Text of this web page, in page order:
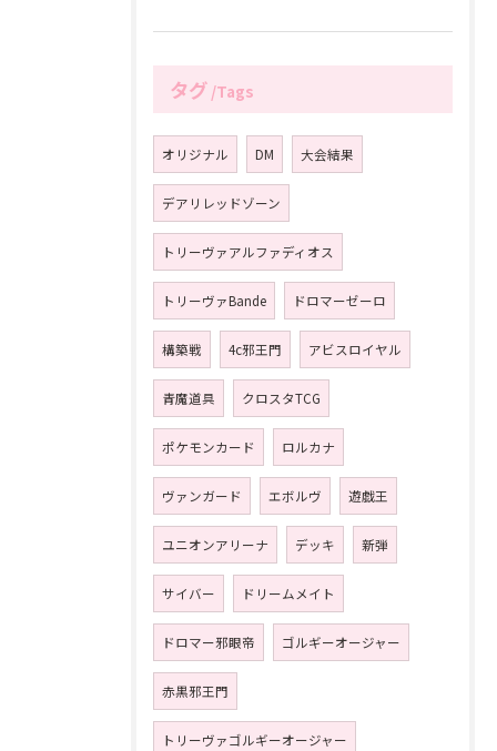
タグ Tags
オリジナル DM 大会結果
デアリレッドゾーン
トリーヴァアルファディオス
トリーヴァBande ドロマーゼーロ
構築戦 4c邪王門 アビスロイヤル
青魔道具 クロスタTCG
ポケモンカード ロルカナ
ヴァンガード エボルヴ 遊戯王
ユニオンアリーナ デッキ 新弾
サイバー ドリームメイト
ドロマー邪眼帝 ゴルギーオージャー
赤黒邪王門
トリーヴァゴルギーオージャー